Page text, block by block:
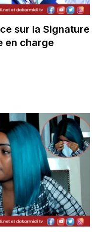
sur la Signature
en charge